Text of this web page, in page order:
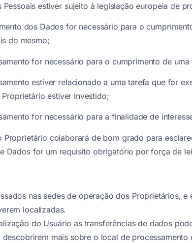
Pessoais estiver sujeito à legislação europeia de
dos Dados for necessário para o
do mesmo;
for necessário para o cumprimento de
estiver relacionado a uma tarefa que for
Proprietário estiver investido;
for necessário para a finalidade de
Proprietário colaborará de bom grado para
Dados for um requisito obrigatório por força de
nas sedes de operação dos Proprietários,
localizadas.
do Usuário as transferências de dados
descobrirem mais sobre o local de